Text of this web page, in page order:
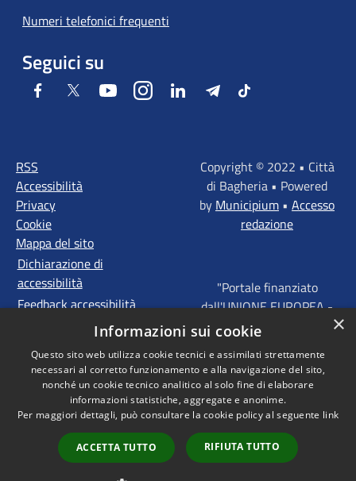
Numeri telefonici frequenti
Seguici su
Facebook Twitter YoutubeInstagramLinkedIn TelegramTiktok
RSS
Accessibilità
Privacy
Cookie
Mappa del sito
Dichiarazione di
accessibilità
Feedback accessibilità
Copyright © 2022 • Città
di Bagheria • Powered
by Municipium • Accesso
redazione
"Portale finanziato
dall'UNIONE EUROPEA -
FONDI STRUTTURALI
EUROPEI - Programma
Operativo FESR Sicilia
2014 - 2020 Agenda
Urbana ITI "Palermo -
Bagheria"
×
Informazioni sui cookie
Questo sito web utilizza cookie tecnici e assimilati strettamente
necessari al corretto funzionamento e alla navigazione del sito,
nonché un cookie tecnico analitico al solo fine di elaborare
informazioni statistiche, aggregate e anonime.
Per maggiori dettagli, può consultare la cookie policy al seguente link
ACCETTA TUTTO RIFIUTA TUTTO